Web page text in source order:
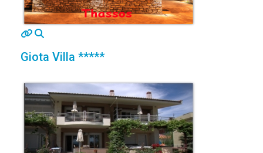
MOD_JTCS_VIEW_ARTICLE_LINK
Giota Villa *****